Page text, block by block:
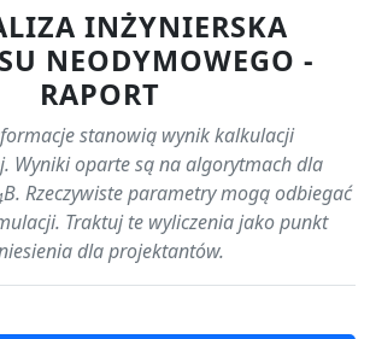
INŻYNIERSKA
NEODYMOWEGO -
RAPORT
stanowią wynik kalkulacji
Wyniki oparte są na algorytmach dla
B. Rzeczywiste parametry mogą odbiegać
Traktuj te wyliczenia jako punkt
dla projektantów.